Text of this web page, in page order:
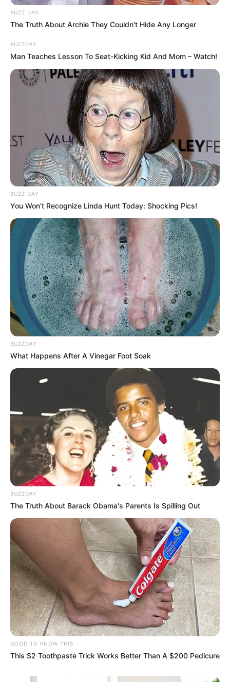
BUZZ DAY
The Truth About Archie They Couldn't Hide Any Longer
BUZZDAY
Man Teaches Lesson To Seat-Kicking Kid And Mom – Watch!
BUZZ DAY
You Won't Recognize Linda Hunt Today: Shocking Pics!
BUZZDAY
What Happens After A Vinegar Foot Soak
BUZZDAY
The Truth About Barack Obama's Parents Is Spilling Out
GOOD TO KNOW THIS
This $2 Toothpaste Trick Works Better Than A $200 Pedicure